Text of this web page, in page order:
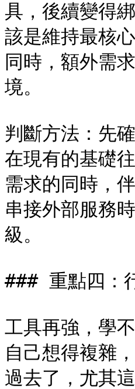
具，後續變得
該是維持最核
同時，額外需
境。
判斷方法：先
在現有的基礎
需求的同時，
串接外部服務
級。
### 重點四：
工具再強，學
自己想得複雜
過去了，尤其